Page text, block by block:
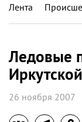
Лента
Ледовые
26 ноября 2007